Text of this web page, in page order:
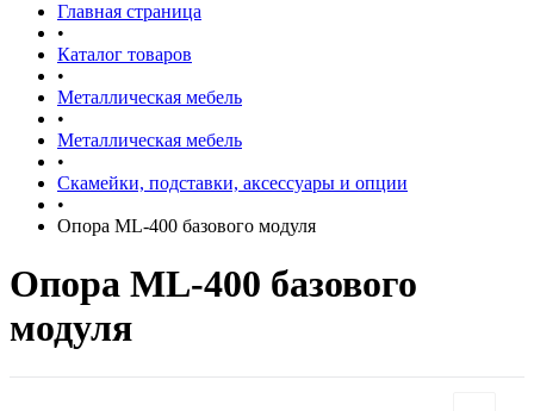
Главная страница
•
Каталог товаров
•
Металлическая мебель
•
Металлическая мебель
•
Скамейки, подставки, аксессуары и опции
•
Опора ML-400 базового модуля
Опора ML-400 базового
модуля